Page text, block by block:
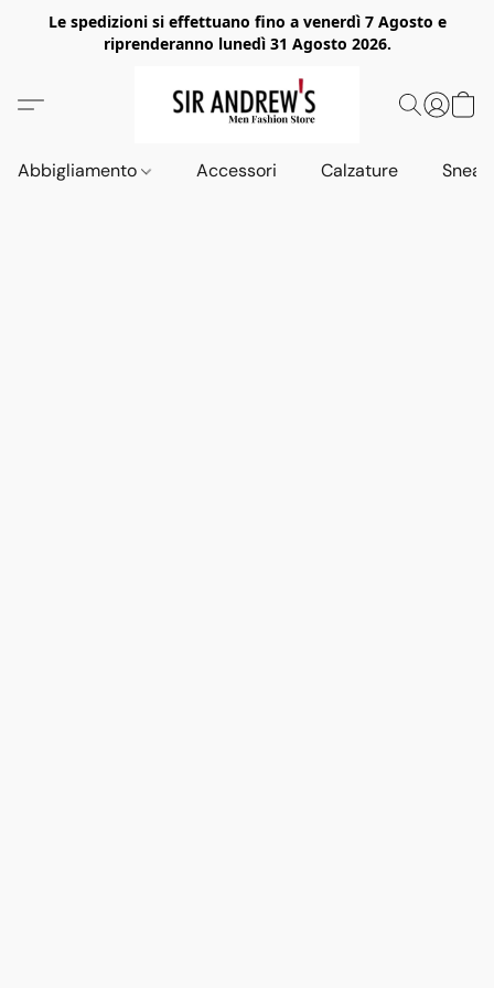
Le spedizioni si effettuano fino a venerdì 7 Agosto e
riprenderanno lunedì 31 Agosto 2026.
Abbigliamento Accessori Calzature